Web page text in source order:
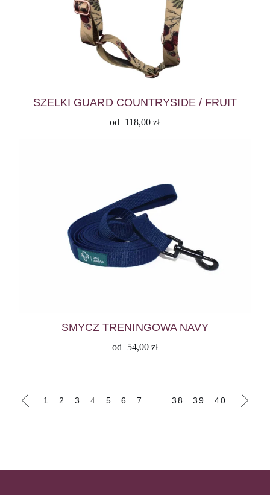
SZELKI GUARD COUNTRYSIDE / FRUIT
od 118,00zł
SMYCZ TRENINGOWA NAVY
od 54,00 zł
1 2 3 4 5 6 7 38 39 40